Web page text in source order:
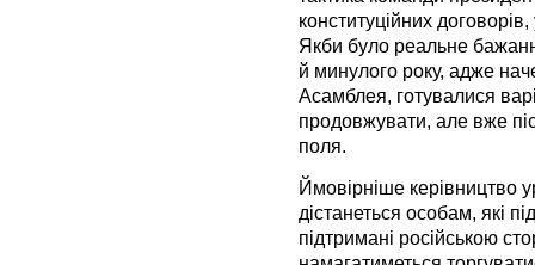
конституційних
Якби було реальне
й минулого року, адже
Асамблея, готувалися
продовжувати, але вже
поля.
Ймовірніше керівництво
дістанеться особам, які
підтримані російською